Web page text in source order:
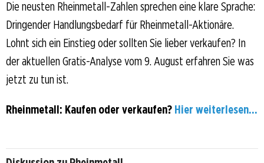
Die neusten Rheinmetall-Zahlen sprechen eine klare Sprache:
Dringender Handlungsbedarf für Rheinmetall-Aktionäre.
Lohnt sich ein Einstieg oder sollten Sie lieber verkaufen? In
der aktuellen Gratis-Analyse vom 9. August erfahren Sie was
jetzt zu tun ist.
Rheinmetall: Kaufen oder verkaufen? Hier weiterlesen...